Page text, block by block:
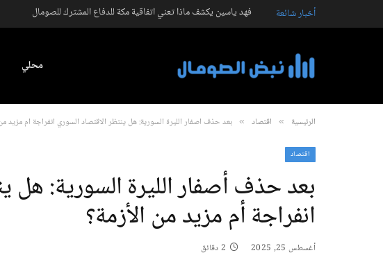
أخبار شائعة فهد ياسين يكشف ماذا تعني اتفاقية مكة للدفاع المشترك للصومال
محلي
الرئيسية » اقتصاد » بعد حذف أصفار الليرة السورية: هل ينتظر الاقتصاد السوري انفراجة أم مزيد
اقتصاد
بعد حذف أصفار الليرة السورية: هل
انفراجة أم مزيد من الأزمة؟
أغسطس 25, 2025 2 دقائق